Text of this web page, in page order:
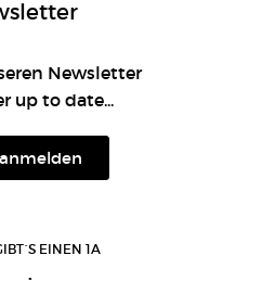
Newsletter
up to date...
EINEN 1A